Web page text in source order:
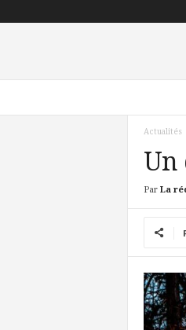
Actualités
Un
Par La